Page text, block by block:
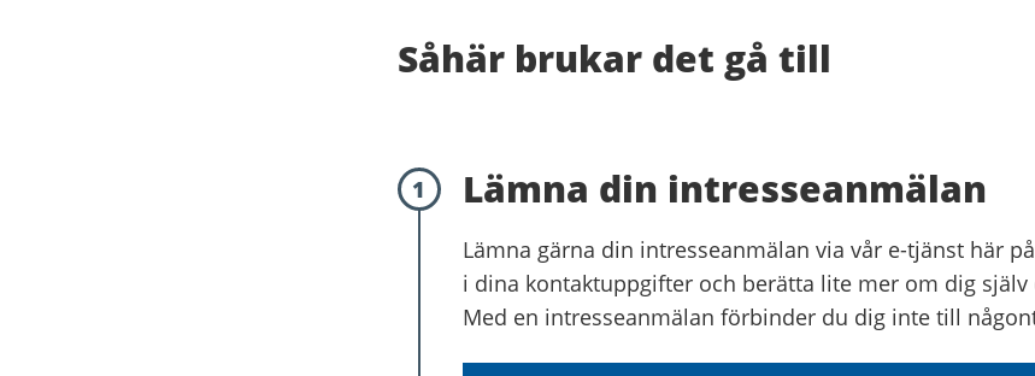
Såhär brukar det gå till
1 Lämna din intresseanmälan
Lämna gärna din intresseanmälan via vår e-tjänst här
i dina kontaktuppgifter och berätta lite mer om dig
Med en intresseanmälan förbinder du dig inte till